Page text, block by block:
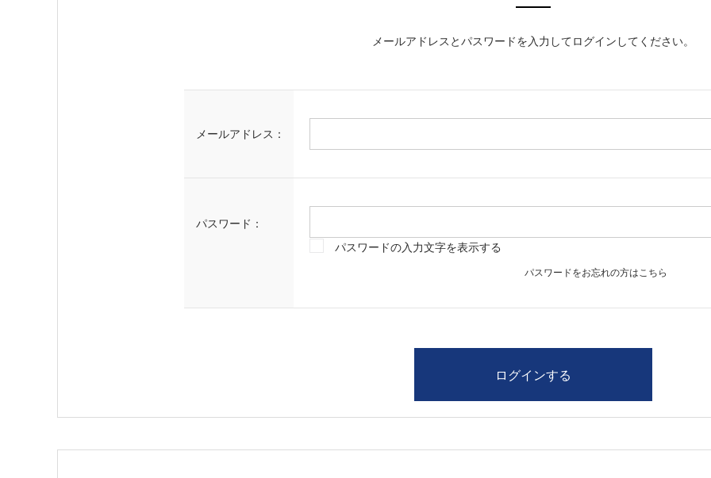
メールアドレスとパスワードを入力してログインしてください。
メールアドレス：
パスワード：
パスワードの入力文字を表示する
パスワードをお忘れの方はこちら